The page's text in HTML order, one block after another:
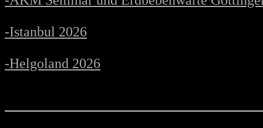
-Istanbul 2026
-Helgoland 2026